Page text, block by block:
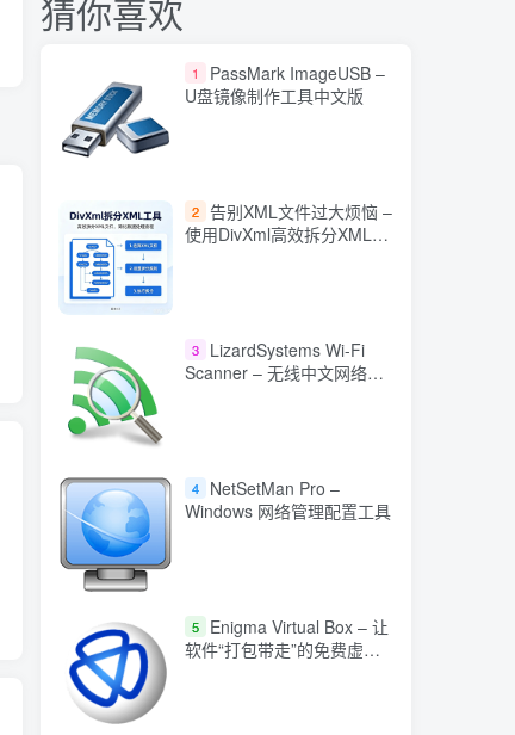
猜你喜欢
1
PassMark ImageUSB –
U盘镜像制作工具中文版
2 告别XML文件过大烦恼 –
使用DivXml高效拆分XML文
3
LizardSystems Wi-Fi
Scanner – 无线中文网络扫
4
NetSetMan Pro –
Windows 网络管理配置工具
5
Enigma Virtual Box – 让
软件“打包带走”的免费虚拟